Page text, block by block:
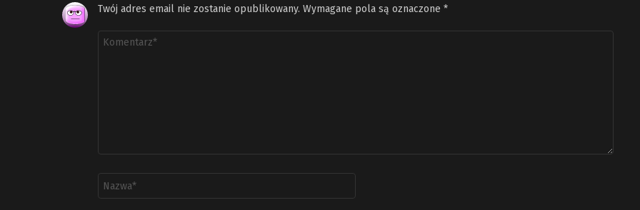
Twój adres email nie zostanie opublikowany. Wymagane pola są oznaczone *
Komentarz